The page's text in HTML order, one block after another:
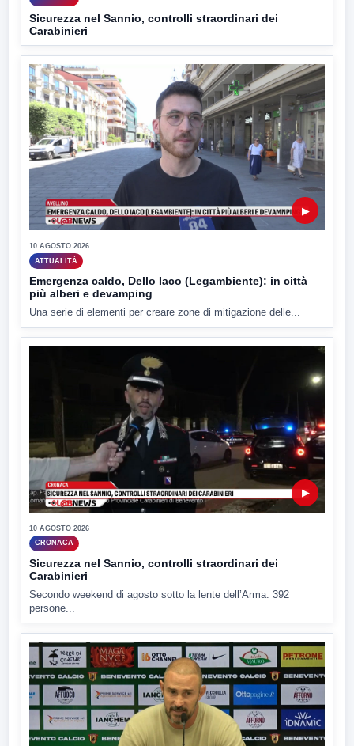
Sicurezza nel Sannio, controlli straordinari dei
Carabinieri
▶
10 AGOSTO 2026
ATTUALITÀ
Emergenza caldo, Dello Iaco (Legambiente): in città
più alberi e devamping
Una serie di elementi per creare zone di mitigazione delle...
▶
10 AGOSTO 2026
CRONACA
Sicurezza nel Sannio, controlli straordinari dei
Carabinieri
Secondo weekend di agosto sotto la lente dell’Arma: 392
persone...